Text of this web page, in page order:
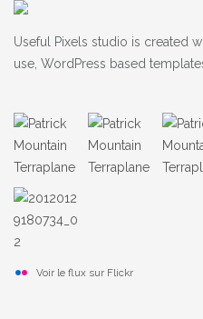
Useful Pixels studio is created
use, WordPress based
Voir le flux sur Flickr